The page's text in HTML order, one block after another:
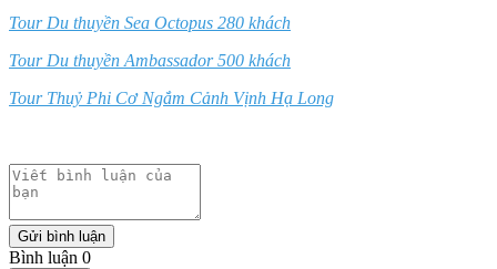
Tour Du thuyền Sea Octopus 280 khách
Tour Du thuyền Ambassador 500 khách
Tour Thuỷ Phi Cơ Ngắm Cảnh Vịnh Hạ Long
Gửi bình luận
Bình luận 0